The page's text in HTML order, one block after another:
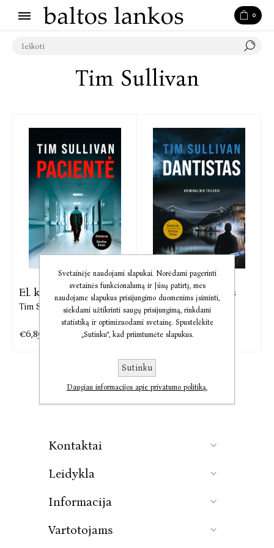
0
Tim Sullivan
El. knyga Pacientė
Tim Sullivan
€6,85
El. knyga Dantistas
Tim Sullivan
€6,75 €8,43
Kontaktai
Leidykla
Informacija
Vartotojams
Svetainėje naudojami slapukai. Norėdami pagerinti
svetainės funkcionalumą ir Jūsų patirtį, mes
naudojame slapukus prisijungimo duomenims įsiminti,
siekdami užtikrinti saugų prisijungimą, rinkdami
statistiką ir optimizuodami svetainę. Spustelėkite
„Sutinku“, kad priimtumėte slapukus.
Sutinku
Daugiau informacijos apie privatumo politiką.